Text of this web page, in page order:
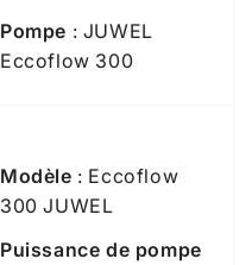
Pompe : JUWEL
Eccoflow 300
Modèle : Eccoflow
300 JUWEL
Puissance de pompe